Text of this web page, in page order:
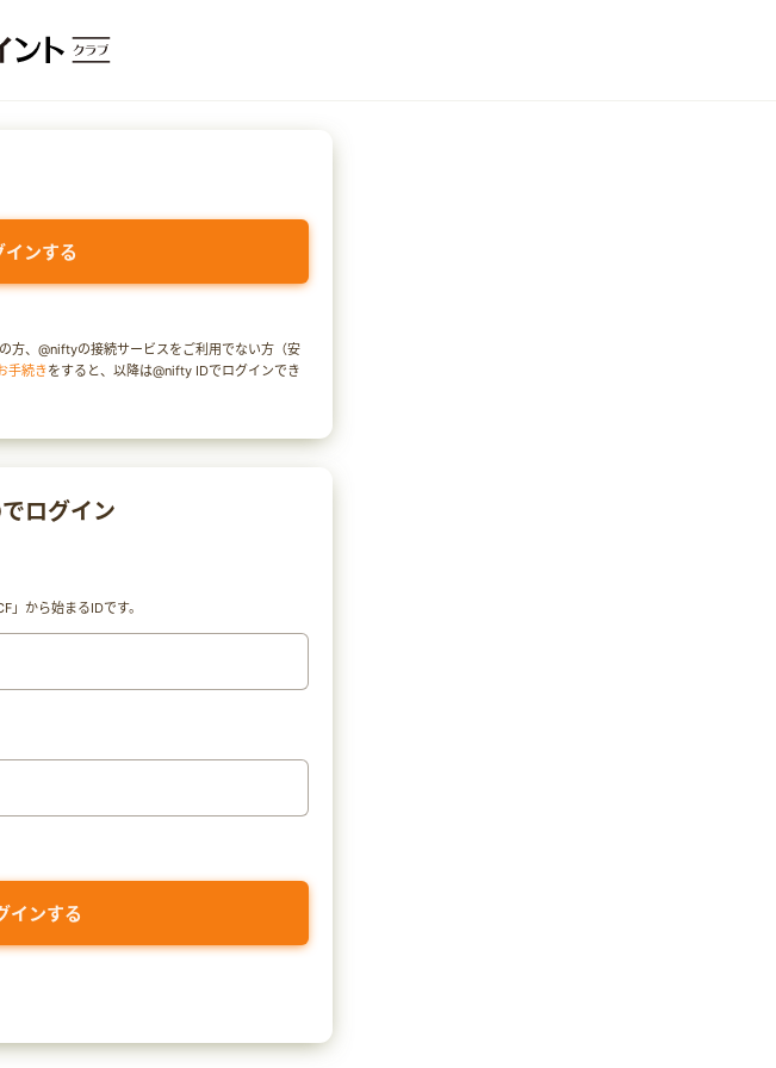
ンする
方、@niftyの接続サービスをご利用でない方（安
手続きをすると、以降は@nifty IDでログインでき
ログイン
」から始まるIDです。